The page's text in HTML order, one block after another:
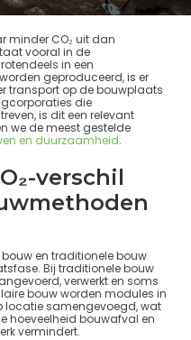
minder CO₂ uit dan
vooral in de
in een
geproduceerd, is er
transport op de bouwplaats
die
is dit een relevant
we de meest gestelde
en duurzaamheid.
verschil
en traditionele bouw
Bij traditionele bouw
verwerkt en soms
bouw worden modules in
locatie samengevoegd, wat
hoeveelheid bouwafval en
vermindert.